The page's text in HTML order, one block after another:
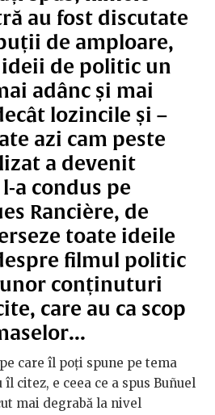
au fost discutate
de amploare,
de politic un
adânc și mai
lozincile și –
azi cam peste
a devenit
a condus pe
Rancière, de
toate ideile
filmul politic
unor conținuturi
care au ca scop
care îl poți spune pe tema
citez, e ceea ce a spus Buñuel
mai degrabă la nivel